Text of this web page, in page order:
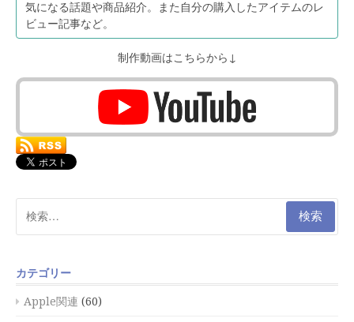
気になる話題や商品紹介。また自分の購入したアイテムのレ
ビュー記事など。
制作動画はこちらから↓
索:
カテゴリー
Apple関連 (60)